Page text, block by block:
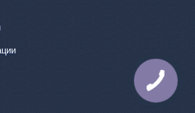
КНОПКА
СВЯЗИ